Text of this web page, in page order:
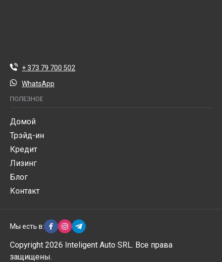
+ 373 79 700 502
WhatsApp
ПОЛЕЗНОЕ
Домой
Трэйд-ин
Кредит
Лизинг
Блог
Контакт
Мы есть в:
Copyright 2026 Inteligent Auto SRL. Все права
защищены.